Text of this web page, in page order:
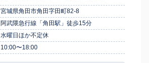
宮城県角田市角田字田町82-8
阿武隈急行線「角田駅」徒歩15分
水曜日ほか不定休
10:00〜18:00